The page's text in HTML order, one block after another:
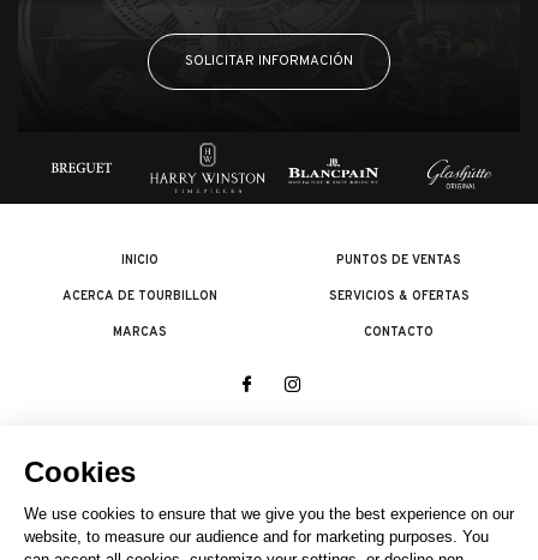
SOLICITAR INFORMACIÓN
INICIO
ACERCA DE TOURBILLON
MARCAS
PUNTOS DE VENTAS
SERVICIOS & OFERTAS
CONTACTO